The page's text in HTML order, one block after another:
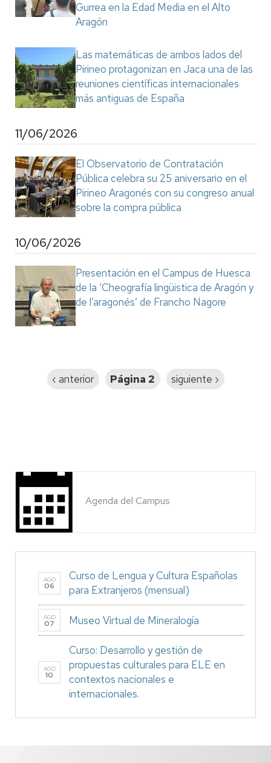
Gurrea en la Edad Media en el Alto
Aragón
Las matemáticas de ambos lados del
Pirineo protagonizan en Jaca una de las
reuniones científicas internacionales
más antiguas de España
11/06/2026
El Observatorio de Contratación
Pública celebra su 25 aniversario en el
Pirineo Aragonés con su congreso anual
sobre la compra pública
10/06/2026
Presentación en el Campus de Huesca
de la ‘Cheografía lingüistica de Aragón y
de l’aragonés’ de Francho Nagore
Página
‹ anterior Página 2
Siguiente
siguiente ›
Agenda del Campus
AGO
06
Curso de Lengua y Cultura Españolas
para Extranjeros (mensual)
AGO
07 Museo Virtual de Mineralogía
AGO
10
Curso: Desarrollo y gestión de
propuestas culturales para ELE en
contextos nacionales e
internacionales.